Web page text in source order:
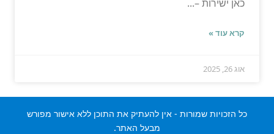
כאן ישירות –...
קרא עוד »
אוג 26, 2025
כל הזכויות שמורות - אין להעתיק את התוכן ללא אישור מפורש
מבעל האתר.